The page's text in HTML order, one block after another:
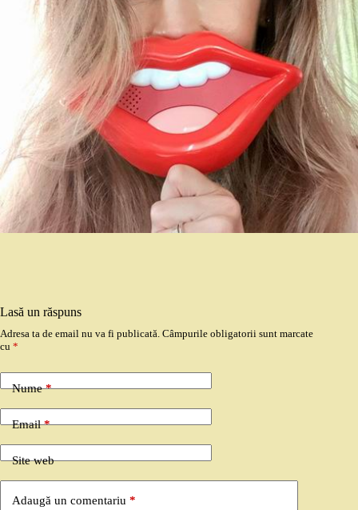
Lasă un răspuns
Adresa ta de email nu va fi publicată. Câmpurile obligatorii sunt marcate
cu *
Nume*
Email*
Site web
Adaugă un comentariu *